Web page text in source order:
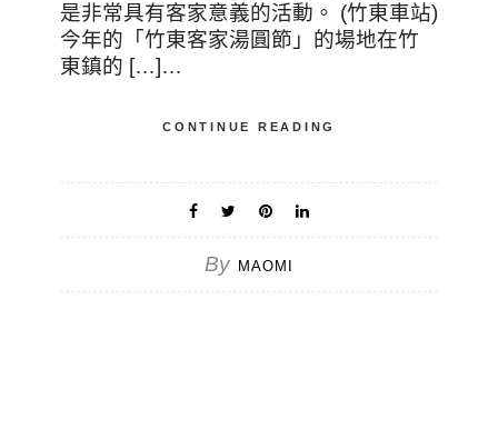
是非常具有客家意義的活動。 (竹東車站)
今年的「竹東客家湯圓節」的場地在竹
東鎮的 […]…
CONTINUE READING
By MAOMI